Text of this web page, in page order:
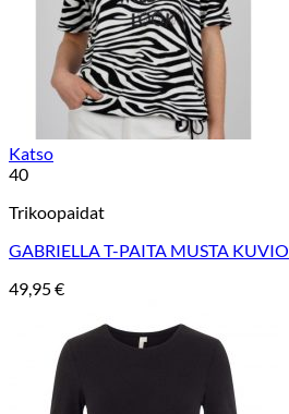
Katso
40
Trikoopaidat
GABRIELLA T-PAITA MUSTA KUVIO
49,95€